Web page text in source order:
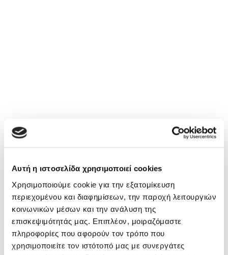
Αυτή η ιστοσελίδα χρησιμοποιεί cookies
Χρησιμοποιούμε cookie για την εξατομίκευση
περιεχομένου και διαφημίσεων, την παροχή λειτουργιών
κοινωνικών μέσων και την ανάλυση της
επισκεψιμότητάς μας. Επιπλέον, μοιραζόμαστε
πληροφορίες που αφορούν τον τρόπο που
χρησιμοποιείτε τον ιστότοπό μας με συνεργάτες